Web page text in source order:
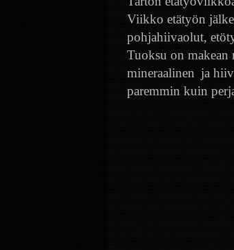
Viikko etätyön
pohjahiivaolut,
Tuoksu on makean
mineraalinen ja
paremmin kuin